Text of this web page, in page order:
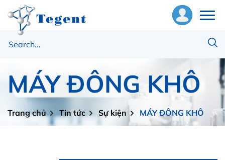
MÁY ĐÔNG KHÔ
Trang chủ Tin tức Sự kiện MÁY ĐÔNG KHÔ